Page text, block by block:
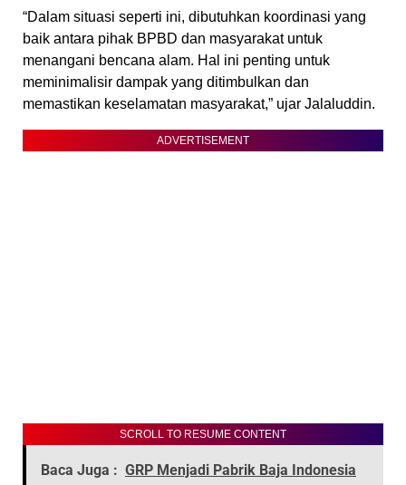
“Dalam situasi seperti ini, dibutuhkan koordinasi yang
baik antara pihak BPBD dan masyarakat untuk
menangani bencana alam. Hal ini penting untuk
meminimalisir dampak yang ditimbulkan dan
memastikan keselamatan masyarakat,” ujar Jalaluddin.
ADVERTISEMENT
SCROLL TO RESUME CONTENT
Baca Juga : GRP Menjadi Pabrik Baja Indonesia